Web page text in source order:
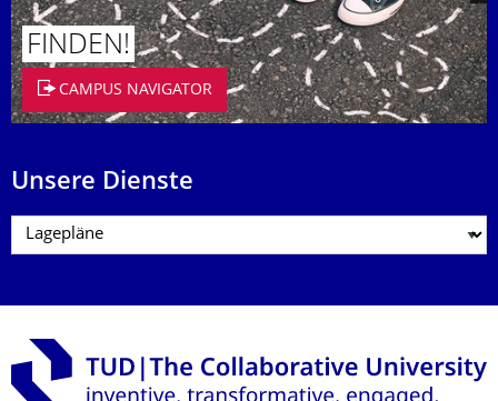
FINDEN!
CAMPUS NAVIGATOR
Unsere Dienste